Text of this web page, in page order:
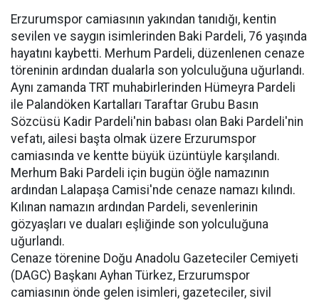
Erzurumspor camiasının yakından tanıdığı, kentin
sevilen ve saygın isimlerinden Baki Pardeli, 76 yaşında
hayatını kaybetti. Merhum Pardeli, düzenlenen cenaze
töreninin ardından dualarla son yolculuğuna uğurlandı.
Aynı zamanda TRT muhabirlerinden Hümeyra Pardeli
ile Palandöken Kartalları Taraftar Grubu Basın
Sözcüsü Kadir Pardeli'nin babası olan Baki Pardeli'nin
vefatı, ailesi başta olmak üzere Erzurumspor
camiasında ve kentte büyük üzüntüyle karşılandı.
Merhum Baki Pardeli için bugün öğle namazının
ardından Lalapaşa Camisi'nde cenaze namazı kılındı.
Kılınan namazın ardından Pardeli, sevenlerinin
gözyaşları ve duaları eşliğinde son yolculuğuna
uğurlandı.
Cenaze törenine Doğu Anadolu Gazeteciler Cemiyeti
(DAGC) Başkanı Ayhan Türkez, Erzurumspor
camiasının önde gelen isimleri, gazeteciler, sivil